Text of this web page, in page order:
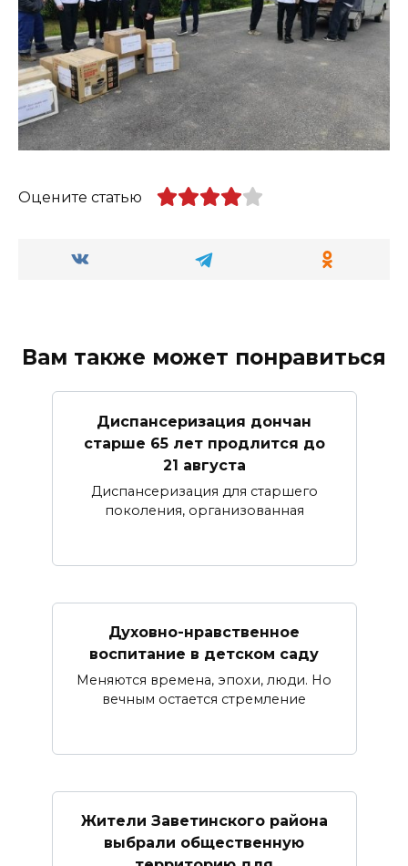
Оцените статью
Вам также может понравиться
Диспансеризация дончан
старше 65 лет продлится до
21 августа
Диспансеризация для старшего
поколения, организованная
Духовно-нравственное
воспитание в детском саду
Меняются времена, эпохи, люди. Но
вечным остается стремление
Жители Заветинского района
выбрали общественную